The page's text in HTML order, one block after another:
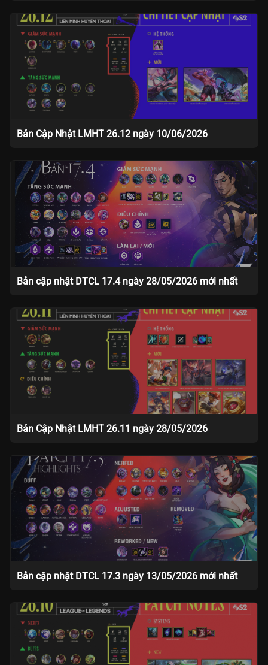
Bản Cập Nhật LMHT 26.12 ngày 10/06/2026
Bản cập nhật DTCL 17.4 ngày 28/05/2026 mới nhất
Bản Cập Nhật LMHT 26.11 ngày 28/05/2026
Bản cập nhật DTCL 17.3 ngày 13/05/2026 mới nhất